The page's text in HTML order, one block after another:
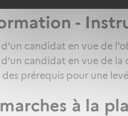
-
candidat en vue de
candidat en vue de la
prérequis pour une
à la